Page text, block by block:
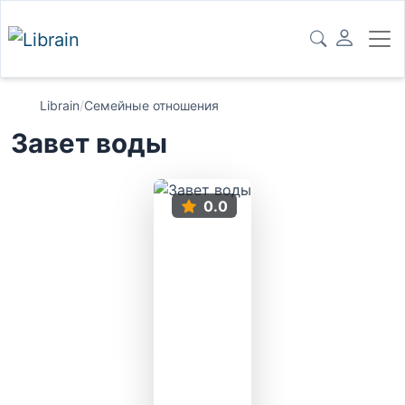
Librain/Семейные отношения
Завет воды
0.0